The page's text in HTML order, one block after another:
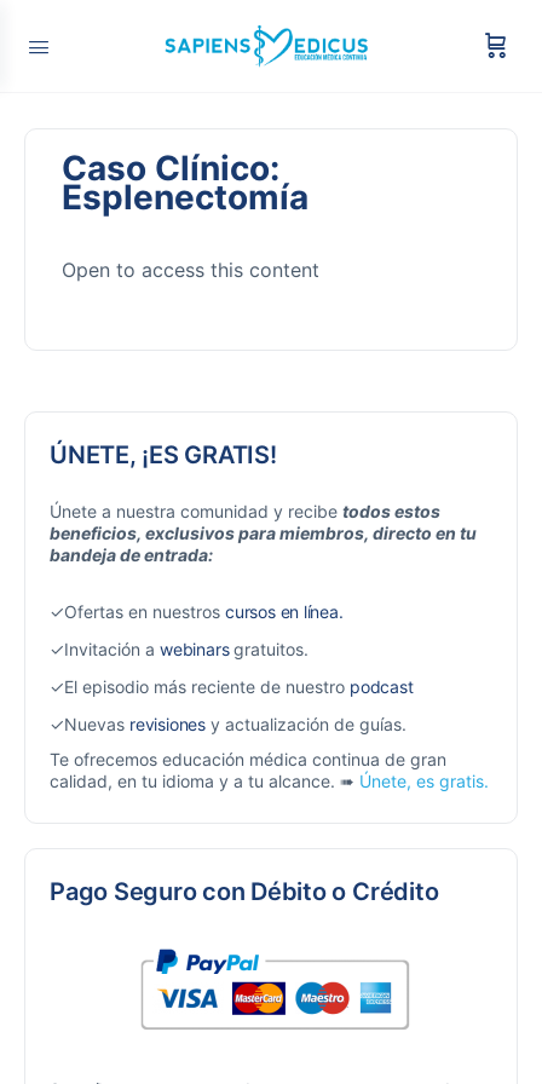
Caso Clínico:
Esplenectomía
Open to access this content
ÚNETE, ¡ES GRATIS!
Únete a nuestra comunidad y recibe todos estos
beneficios, exclusivos para miembros, directo en tu
bandeja de entrada:
✓Ofertas en nuestros cursos en línea.
✓Invitación a webinarsgratuitos.
✓El episodio más reciente de nuestro podcast
✓Nuevas revisionesy actualización de guías.
Te ofrecemos educación médica continua de gran
calidad, en tu idioma y a tu alcance. ➠ Únete, es gratis.
Pago Seguro con Débito o Crédito